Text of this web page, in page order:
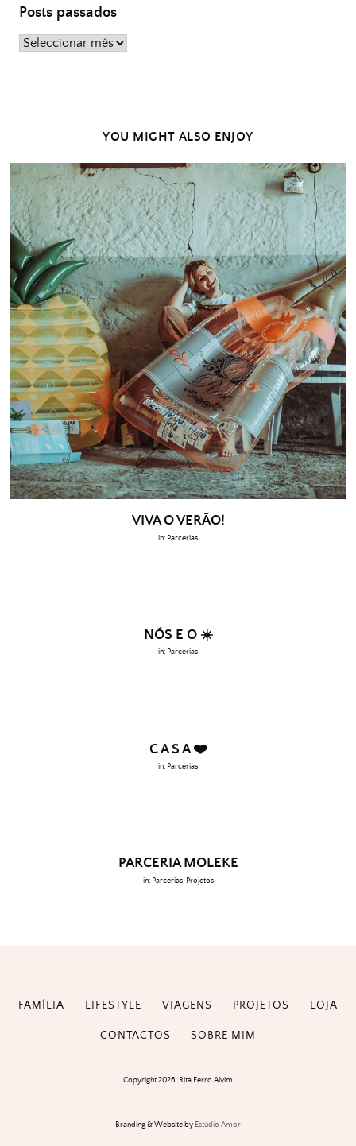
Posts passados
Posts
YOU MIGHT ALSO ENJOY
VIVA O VERÃO!
in: Parcerias
NÓS E O ☀️
in: Parcerias
C A S A ❤️
in: Parcerias
PARCERIA MOLEKE
in: Parcerias, Projetos
FAMÍLIA LIFESTYLE VIAGENS PROJETOS LOJA
CONTACTOS SOBRE MIM
Copyright 2026. Rita Ferro Alvim
Branding & Website by Estúdio Amor